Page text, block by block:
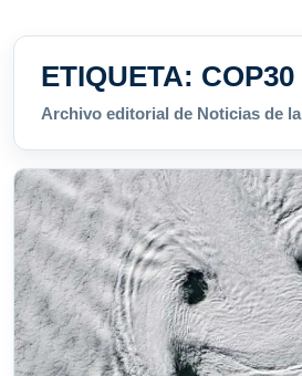
ETIQUETA: COP30
Archivo editorial de Noticias de